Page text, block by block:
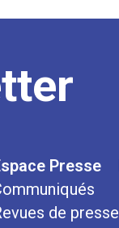
Presse
de presse